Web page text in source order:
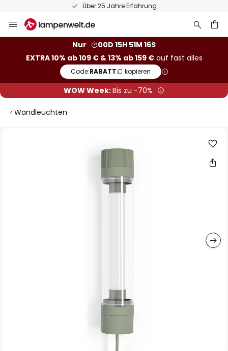
Über 25 Jahre Erfahrung
Inhalt
Nur
00D 15H 51M 15S
EXTRA 10% ab 109 € & 13% ab 159 €auf fast alles
Code:RABATT kopieren
WOW Week:Bis zu -70%
Wandleuchten